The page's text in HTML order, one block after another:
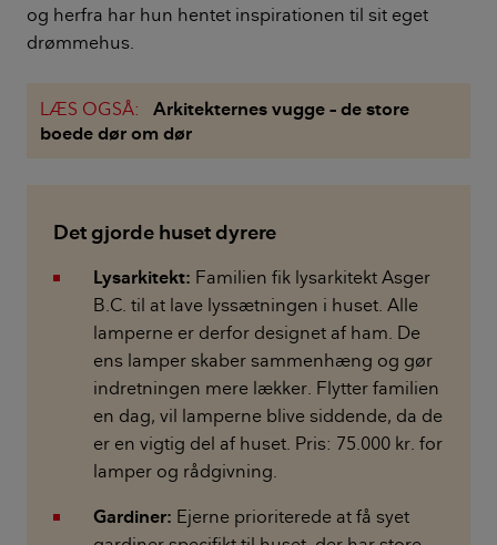
og herfra har hun hentet inspirationen til sit eget
drømmehus.
LÆS OGSÅ:
Arkitekternes vugge – de store
boede dør om dør
Det gjorde huset dyrere
Lysarkitekt: Familien fik lysarkitekt Asger
B.C. til at lave lyssætningen i huset. Alle
lamperne er derfor designet af ham. De
ens lamper skaber sammenhæng og gør
indretningen mere lækker. Flytter familien
en dag, vil lamperne blive siddende, da de
er en vigtig del af huset. Pris: 75.000 kr. for
lamper og rådgivning.
Gardiner: Ejerne prioriterede at få syet